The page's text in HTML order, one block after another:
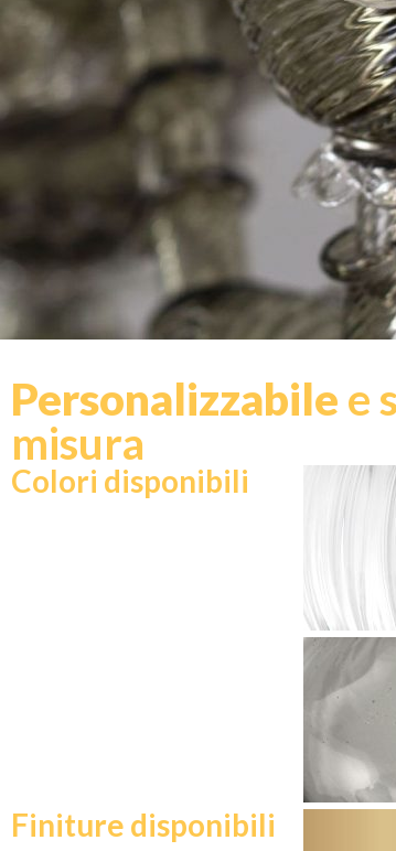
Personalizzabile e
misura
Colori disponibili
Finiture disponibili